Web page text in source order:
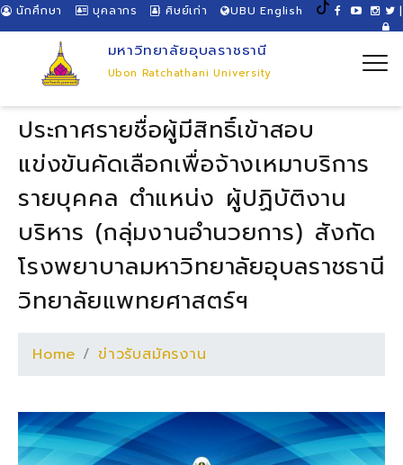
นักศึกษา บุคลากร ศิษย์เก่า UBU English |
มหาวิทยาลัยอุบลราชธานี
Ubon Ratchathani University
ประกาศรายชื่อผู้มีสิทธิ์เข้าสอบ
แข่งขันคัดเลือกเพื่อจ้างเหมาบริการ
รายบุคคล ตำแหน่ง ผู้ปฏิบัติงาน
บริหาร (กลุ่มงานอำนวยการ) สังกัด
โรงพยาบาลมหาวิทยาลัยอุบลราชธานี
วิทยาลัยแพทยศาสตร์ฯ
Home ข่าวรับสมัครงาน